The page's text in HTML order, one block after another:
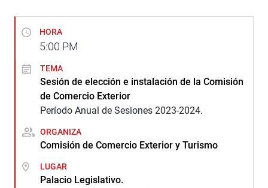
HORA
5:00 PM
TEMA
Sesión de elección e instalación de la Comisión
de Comercio Exterior
Período Anual de Sesiones 2023-2024.
ORGANIZA
Comisión de Comercio Exterior y Turismo
LUGAR
Palacio Legislativo.